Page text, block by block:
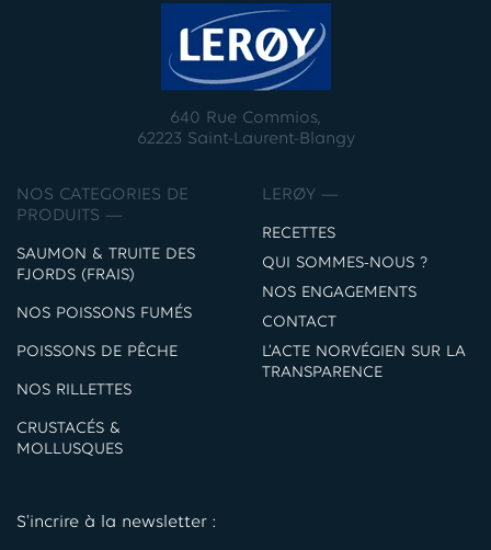
640 Rue Commios,
62223 Saint-Laurent-Blangy
NOS CATEGORIES DE
PRODUITS —
SAUMON & TRUITE DES
FJORDS (FRAIS)
NOS POISSONS FUMÉS
POISSONS DE PÊCHE
NOS RILLETTES
CRUSTACÉS &
MOLLUSQUES
LERØY —
RECETTES
QUI SOMMES-NOUS ?
NOS ENGAGEMENTS
CONTACT
L’ACTE NORVÉGIEN SUR LA
TRANSPARENCE
S'incrire à la newsletter :